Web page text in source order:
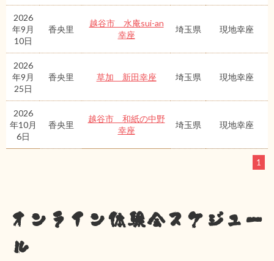
2026
年9月
10日
香央里
越谷市 水庵sui-an
幸座
埼玉県 現地幸座
2026
年9月
25日
香央里 草加 新田幸座 埼玉県 現地幸座
2026
年10月
6日
香央里
越谷市 和紙の中野
幸座
埼玉県 現地幸座
1
オンライン体験会スケジュー
ル